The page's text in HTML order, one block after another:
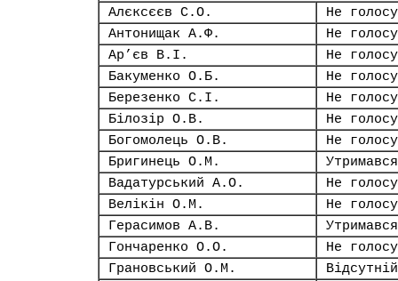
Алєксєєв С.О.
Не
Антонищак А.Ф.
Не
Ар’єв В.І.
Не
Бакуменко О.Б.
Не
Березенко С.І.
Не
Білозір О.В.
Не
Богомолець О.В.
Не
Бригинець О.М.
Утримався
Вадатурський А.О.
Не
Велікін О.М.
Не
Герасимов А.В.
Утримався
Гончаренко О.О.
Не
Грановський О.М.
Відсутній